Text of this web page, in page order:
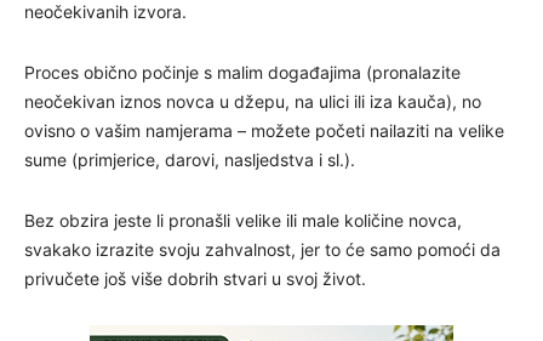
neočekivanih izvora.
Proces obično počinje s malim događajima (pronalazite
neočekivan iznos novca u džepu, na ulici ili iza kauča), no
ovisno o vašim namjerama – možete početi nailaziti na velike
sume (primjerice, darovi, nasljedstva i sl.).
Bez obzira jeste li pronašli velike ili male količine novca,
svakako izrazite svoju zahvalnost, jer to će samo pomoći da
privučete još više dobrih stvari u svoj život.